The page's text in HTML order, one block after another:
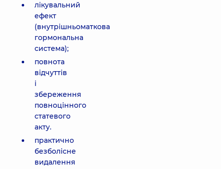
лікувальний
ефект
(внутрішньоматкова
гормональна
система);
повнота
відчуттів
і
збереження
повноцінного
статевого
акту.
практично
безболісне
видалення